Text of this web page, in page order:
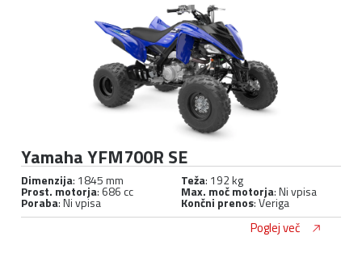
Yamaha YFM700R SE
Dimenzija: 1845 mm Teža: 192 kg
Prost. motorja: 686 cc Max. moč motorja: Ni vpisa
Poraba: Ni vpisa Končni prenos: Veriga
Poglej več